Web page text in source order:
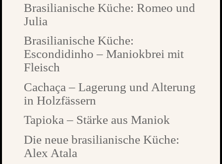
Brasilianische Küche: Romeo und
Julia
Brasilianische Küche:
Escondidinho – Maniokbrei mit
Fleisch
Cachaça – Lagerung und Alterung
in Holzfässern
Tapioka – Stärke aus Maniok
Die neue brasilianische Küche:
Alex Atala